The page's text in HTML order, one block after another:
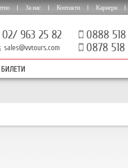
| За нас | Контакти | Кариери |
0888
02/ 963 25 82
0878 518
sales@vvtours.com
БИЛЕТИ